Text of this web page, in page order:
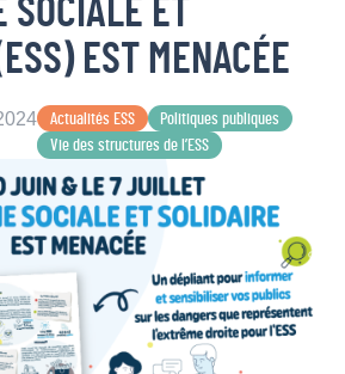
SOCIALE ET
EST MENACÉE
Actualités ESS
Politiques publiques
Vie des structures de l’ESS